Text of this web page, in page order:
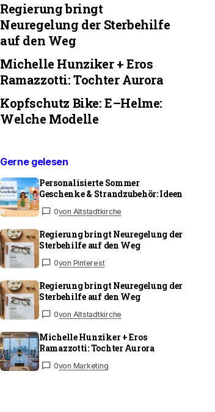
Regierung bringt
Neuregelung der Sterbehilfe
auf den Weg
Michelle Hunziker + Eros
Ramazzotti: Tochter Aurora
Kopfschutz Bike: E–Helme:
Welche Modelle
Gerne gelesen
Personalisierte Sommer
Geschenke & Strandzubehör: Ideen
0von Altstadtkirche
Regierung bringt Neuregelung der
Sterbehilfe auf den Weg
0von Pinterest
Regierung bringt Neuregelung der
Sterbehilfe auf den Weg
0von Altstadtkirche
Michelle Hunziker + Eros
Ramazzotti: Tochter Aurora
0von Marketing